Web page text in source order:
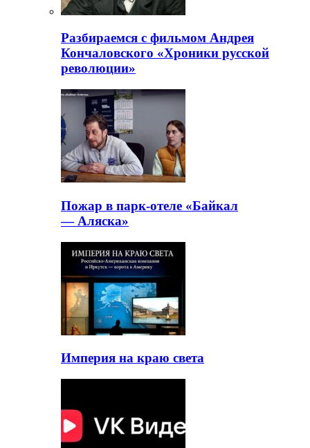
Разбираемся с фильмом Андрея
Кончаловского «Хроники русской
революции»
Пожар в парк-отеле «Байкал
— Аляска»
Империя на краю света